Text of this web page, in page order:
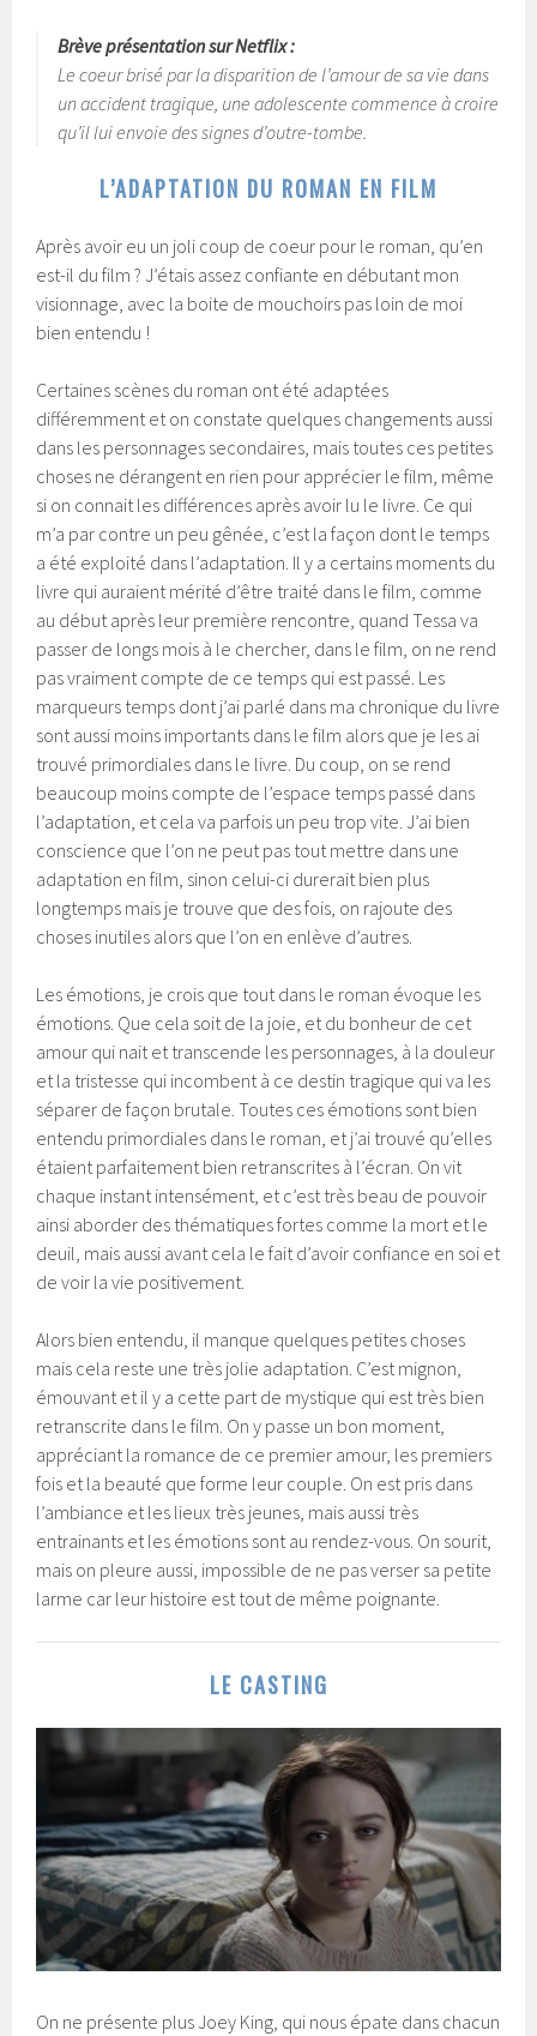
Brève présentation sur Netflix :
Le coeur brisé par la disparition de l’amour de sa vie dans
un accident tragique, une adolescente commence à croire
qu’il lui envoie des signes d’outre-tombe.
L’ADAPTATION DU ROMAN EN FILM
Après avoir eu un joli coup de coeur pour le roman, qu’en
est-il du film ? J’étais assez confiante en débutant mon
visionnage, avec la boite de mouchoirs pas loin de moi
bien entendu !
Certaines scènes du roman ont été adaptées
différemment et on constate quelques changements aussi
dans les personnages secondaires, mais toutes ces petites
choses ne dérangent en rien pour apprécier le film, même
si on connait les différences après avoir lu le livre. Ce qui
m’a par contre un peu gênée, c’est la façon dont le temps
a été exploité dans l’adaptation. Il y a certains moments du
livre qui auraient mérité d’être traité dans le film, comme
au début après leur première rencontre, quand Tessa va
passer de longs mois à le chercher, dans le film, on ne rend
pas vraiment compte de ce temps qui est passé. Les
marqueurs temps dont j’ai parlé dans ma chronique du livre
sont aussi moins importants dans le film alors que je les ai
trouvé primordiales dans le livre. Du coup, on se rend
beaucoup moins compte de l’espace temps passé dans
l’adaptation, et cela va parfois un peu trop vite. J’ai bien
conscience que l’on ne peut pas tout mettre dans une
adaptation en film, sinon celui-ci durerait bien plus
longtemps mais je trouve que des fois, on rajoute des
choses inutiles alors que l’on en enlève d’autres.
Les émotions, je crois que tout dans le roman évoque les
émotions. Que cela soit de la joie, et du bonheur de cet
amour qui nait et transcende les personnages, à la douleur
et la tristesse qui incombent à ce destin tragique qui va les
séparer de façon brutale. Toutes ces émotions sont bien
entendu primordiales dans le roman, et j’ai trouvé qu’elles
étaient parfaitement bien retranscrites à l’écran. On vit
chaque instant intensément, et c’est très beau de pouvoir
ainsi aborder des thématiques fortes comme la mort et le
deuil, mais aussi avant cela le fait d’avoir confiance en soi et
de voir la vie positivement.
Alors bien entendu, il manque quelques petites choses
mais cela reste une très jolie adaptation. C’est mignon,
émouvant et il y a cette part de mystique qui est très bien
retranscrite dans le film. On y passe un bon moment,
appréciant la romance de ce premier amour, les premiers
fois et la beauté que forme leur couple. On est pris dans
l’ambiance et les lieux très jeunes, mais aussi très
entrainants et les émotions sont au rendez-vous. On sourit,
mais on pleure aussi, impossible de ne pas verser sa petite
larme car leur histoire est tout de même poignante.
LE CASTING
On ne présente plus Joey King, qui nous épate dans chacun